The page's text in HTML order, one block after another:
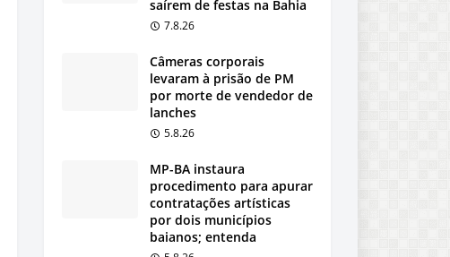
saírem de festas na Bahia
7.8.26
Câmeras corporais
levaram à prisão de PM
por morte de vendedor de
lanches
5.8.26
MP-BA instaura
procedimento para apurar
contratações artísticas
por dois municípios
baianos; entenda